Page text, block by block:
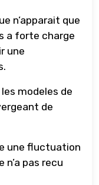
n’apparait que
a forte charge
une
modeles de
de
une fluctuation
pas recu